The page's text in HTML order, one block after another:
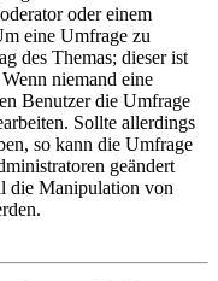
oder einem
eine Umfrage zu
des Themas; dieser ist
niemand eine
Benutzer die Umfrage
Sollte allerdings
so kann die Umfrage
geändert
die Manipulation von